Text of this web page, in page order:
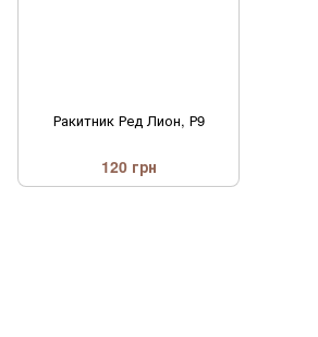
Ракитник Ред Лион, Р9
120 грн